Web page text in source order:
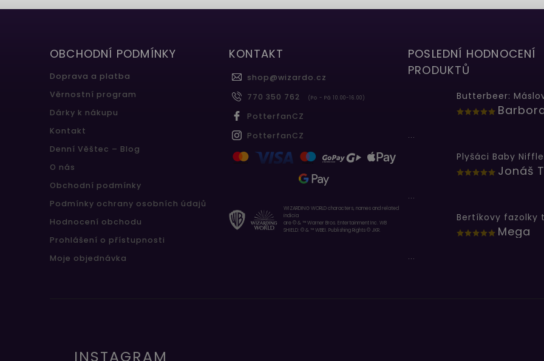
OBCHODNÍ PODMÍNKY
Doprava a platba
Věrnostní program
Dárky k nákupu
Kontakt
Denní Věštec – Blog
O nás
Obchodní podmínky
Podmínky ochrany osobních údajů
Hodnocení obchodu
Prohlášení o přístupnosti
Moje objednávka
KONTAKT
shop@wizardo.cz
770 350 762
(Po - Pá 10.00-16.00)
PotterfanCZ
PotterfanCZ
WIZARDING WORLD characters, names and related
indicia
are © & ™ Warner Bros. Entertainment Inc. WB
SHIELD: © & ™ WBEI. Publishing Rights © JKR.
POSLEDNÍ HODNOCENÍ
PRODUKTŮ
...
Plyšáci Baby
Jonáš
...
Mega
...
INSTAGRAM